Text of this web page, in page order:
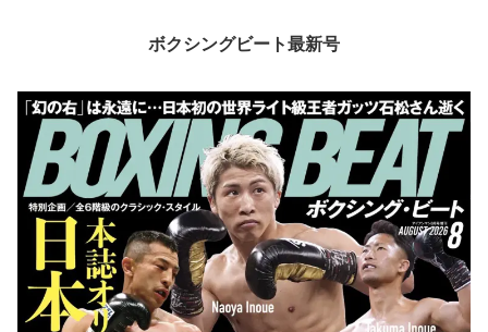
ボクシングビート最新号